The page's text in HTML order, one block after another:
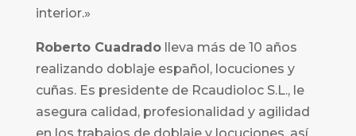
interior.»
Roberto Cuadradolleva más de 10 años
realizando doblaje español, locuciones y
cuñas. Es presidente de Rcaudioloc S.L., le
asegura calidad, profesionalidad y agilidad
en los trabajos de doblaje y locuciones, así